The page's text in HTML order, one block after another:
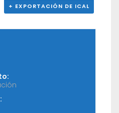
+ EXPORTACIÓN DE ICAL